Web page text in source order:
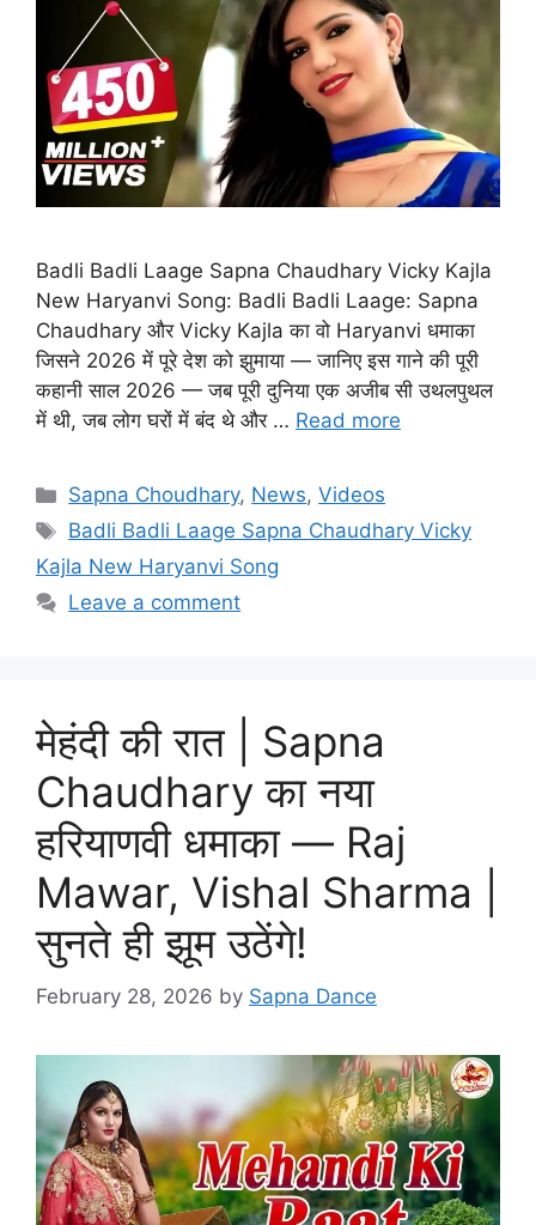
Badli Badli Laage Sapna Chaudhary Vicky Kajla
New Haryanvi Song: Badli Badli Laage: Sapna
Chaudhary और Vicky Kajla का वो Haryanvi धमाका
जिसने 2026 में पूरे देश को झुमाया — जानिए इस गाने की पूरी
कहानी साल 2026 — जब पूरी दुनिया एक अजीब सी उथलपुथल
में थी, जब लोग घरों में बंद थे और … Read more
Categories
Sapna Choudhary, News,Videos
Tags
Badli Badli Laage Sapna Chaudhary Vicky
Kajla New Haryanvi Song
Leave a comment
मेहंदी की रात | Sapna
Chaudhary का नया
हरियाणवी धमाका — Raj
Mawar, Vishal Sharma |
सुनते ही झूम उठेंगे!
February 28, 2026 by Sapna Dance